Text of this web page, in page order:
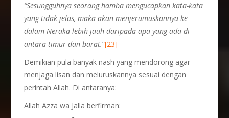
“Sesungguhnya seorang hamba mengucapkan kata-kata
yang tidak jelas, maka akan menjerumuskannya ke
dalam Neraka lebih jauh daripada apa yang ada di
antara timur dan barat.”[23]
Demikian pula banyak nash yang mendorong agar
menjaga lisan dan meluruskannya sesuai dengan
perintah Allah. Di antaranya:
Allah Azza wa Jalla berfirman: